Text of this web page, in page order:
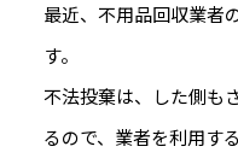
最近、不用品回収業者
す。
不法投棄は、した側も
るので、業者を利用す